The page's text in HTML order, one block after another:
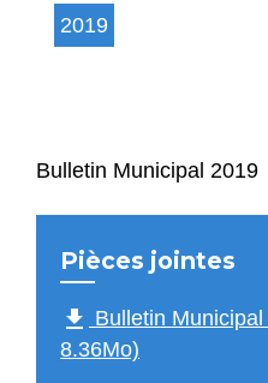
2019
Bulletin Municipal 2019
Pièces jointes
file_download Bulletin
8.36Mo)